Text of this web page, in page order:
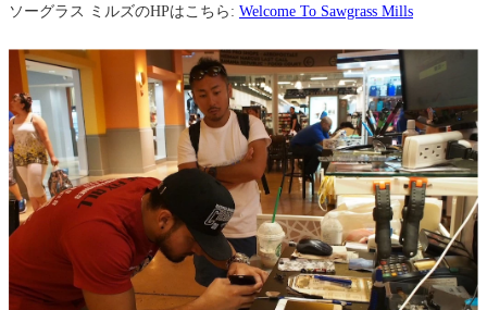
ソーグラス ミルズのHPはこちら: Welcome To Sawgrass Mills